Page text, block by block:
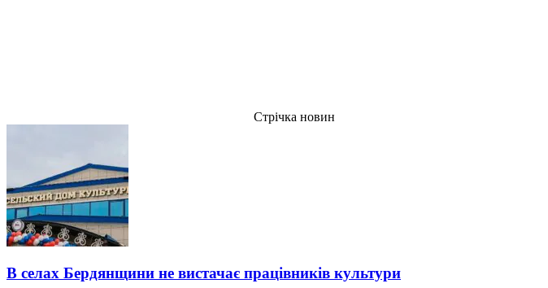
Стрічка новин
В селах Бердянщини не вистачає працівників культури